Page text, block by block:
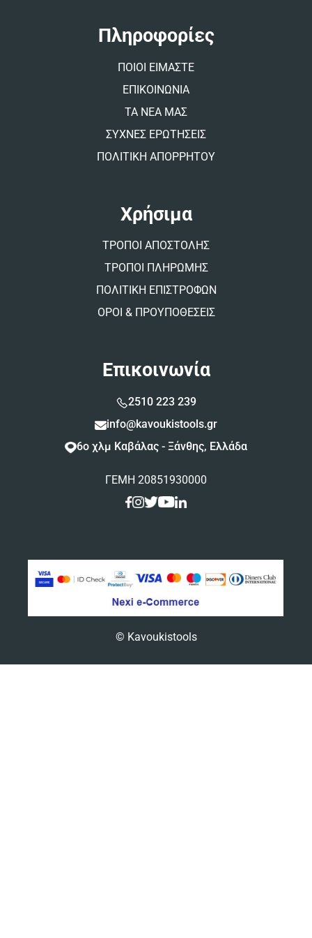
Πληροφορίες
ΠΟΙΟΙ ΕΙΜΑΣΤΕ
ΕΠΙΚΟΙΝΩΝΙΑ
ΤΑ ΝΕΑ ΜΑΣ
ΣΥΧΝΕΣ ΕΡΩΤΗΣΕΙΣ
ΠΟΛΙΤΙΚΗ ΑΠΟΡΡΗΤΟΥ
Χρήσιμα
ΤΡΟΠΟΙ ΑΠΟΣΤΟΛΗΣ
ΤΡΟΠΟΙ ΠΛΗΡΩΜΗΣ
ΠΟΛΙΤΙΚΗ ΕΠΙΣΤΡΟΦΩΝ
ΟΡΟΙ & ΠΡΟΥΠΟΘΕΣΕΙΣ
Επικοινωνία
2510 223 239
info@kavoukistools.gr
6ο χλμ Καβάλας - Ξάνθης, Ελλάδα
ΓΕΜΗ 20851930000
© Kavoukistools